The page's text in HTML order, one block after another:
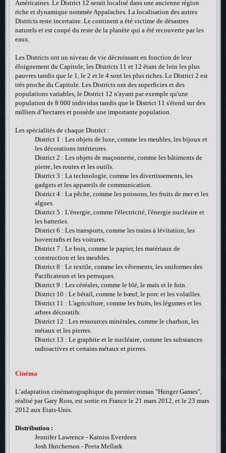
Américaines. Le District 12 serait localisé dans une ancienne région
riche et dynamique nommée Appalaches. La localisation des autres
Districts reste incertaine. Le continent a été victime de désastres
naturels et est coupé du reste de la planète qui a été recouverte par les
eaux.
Les Districts ont un niveau de vie décroissant en fonction de leur
éloignement du Capitole, les Districts 11 et 12 étant de loin les plus
pauvres tandis que le 1, le 2 et le 4 sont les plus riches. Le District 2 est
très proche du Capitole. Les Districts ont des superficies et des
populations variables, le District 12 n'ayant par exemple qu'une
population de 8 000 individus tandis que le District 11 s'étend sur des
milliers d’hectares et possède une importante population.
Les spécialités de chaque District :
District 1 : Les objets de luxe, comme les meubles, les bijoux et
les décorations intérieures.
District 2 : Les objets de maçonnerie, comme les bâtiments de
pierre, les routes et les outils.
District 3 : La technologie, comme les divertissements, les
gadgets et les appareils de communication.
District 4 : La pêche, comme les poissons, les fruits de mer et les
algues.
District 5 : L'énergie, comme l'électricité, l'énergie nucléaire et
les batteries.
District 6 : Les transports, comme les trains à lévitation, les
hovercrafts et les voitures.
District 7 : Le bois, comme le papier, les matériaux de
construction et les meubles.
District 8 : Le textile, comme les vêtements, les uniformes des
Pacificateurs et les perruques.
District 9 : Les céréales, comme le blé, le maïs et le foin.
District 10 : Le bétail, comme le bœuf, le porc et les volailles.
District 11 : L'agriculture, comme les fruits, les légumes et les
arbres décoratifs.
District 12 : Les ressources minérales, comme le charbon, les
métaux et les pierres.
District 13 : Le graphite et le nucléaire, comme les substances
radioactives et certains métaux et pierres.
Cinéma
L’adaptation cinématographique du premier roman "Hunger Games",
réalisé par Gary Ross, est sortie en France le 21 mars 2012, et le 23 mars
2012 aux Etats-Unis.
Distribution :
Jennifer Lawrence - Katniss Everdeen
Josh Hutcherson - Peeta Mellark